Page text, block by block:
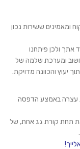
ומאמינים ששירות נכון
ולכן פיתחנו
ומערכת שלמה של
יעוץ והכוונה מדויקת.
עצרה באמצע הדפסה
תחת קורת גג אחת, של